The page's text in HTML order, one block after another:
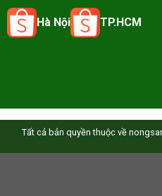
Hà Nội TP.HCM
Tất cả bản quyền thuộc về